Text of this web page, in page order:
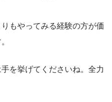
もやってみる経験の方が価
を挙げてくださいね。全力